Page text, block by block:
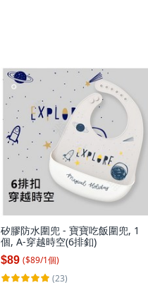
矽膠防水圍兜 - 寶寶吃飯圍兜, 1
個, A-穿越時空(6排釦)
$89 ($89/1個)
(23)